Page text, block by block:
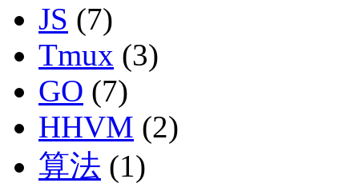
JS (7)
Tmux (3)
GO (7)
HHVM (2)
算法 (1)